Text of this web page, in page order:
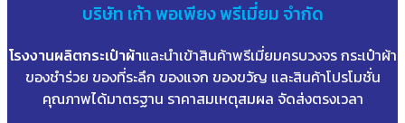
บริษัท เก้าพอเพียง พรีเมี่ยม จำกัด
โรงงานผลิตกระเป๋าผ้าและนำเข้าสินค้าพรีเมี่ยมครบวงจร กระเป๋าผ้า
ของชำร่วย ของที่ระลึก ของแจก ของขวัญ และสินค้าโปรโมชั่น
คุณภาพได้มาตรฐาน ราคาสมเหตุสมผล จัดส่งตรงเวลา